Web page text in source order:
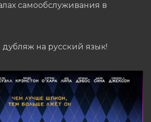
самообслуживания в
на русский язык!